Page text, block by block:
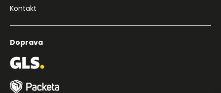
Kontakt
Doprava